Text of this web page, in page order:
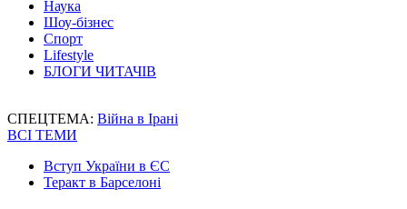
Наука
Шоу-бізнес
Спорт
Lifestyle
БЛОГИ ЧИТАЧІВ
СПЕЦТЕМА: Війна в Ірані
ВСІ ТЕМИ
Вступ України в ЄС
Теракт в Барселоні